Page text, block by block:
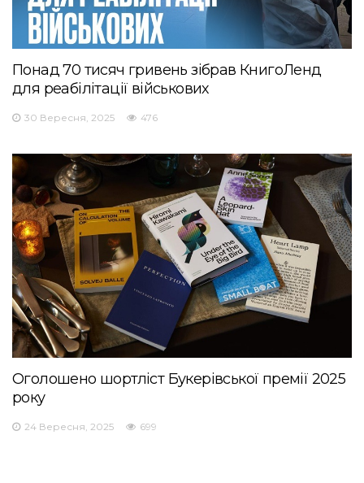
Понад 70 тисяч гривень зібрав КнигоЛенд
для реабілітації військових
30 Вересня, 2025 476
Оголошено шортліст Букерівської премії 2025
року
24 Вересня, 2025 699